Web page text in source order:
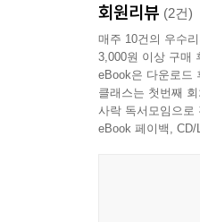
1980년대, 마장
주말의 왕십리,
중간고사 후: 취
희망의 발견: 한
1988년 1월, 창
한겨레신문 최종
회원리뷰 (2건)
매주 10건의 우수
3,000원 이상 구매
eBook은 다운로드
클래스는 첫번째
사락 독서모임으로
eBook 페이백,